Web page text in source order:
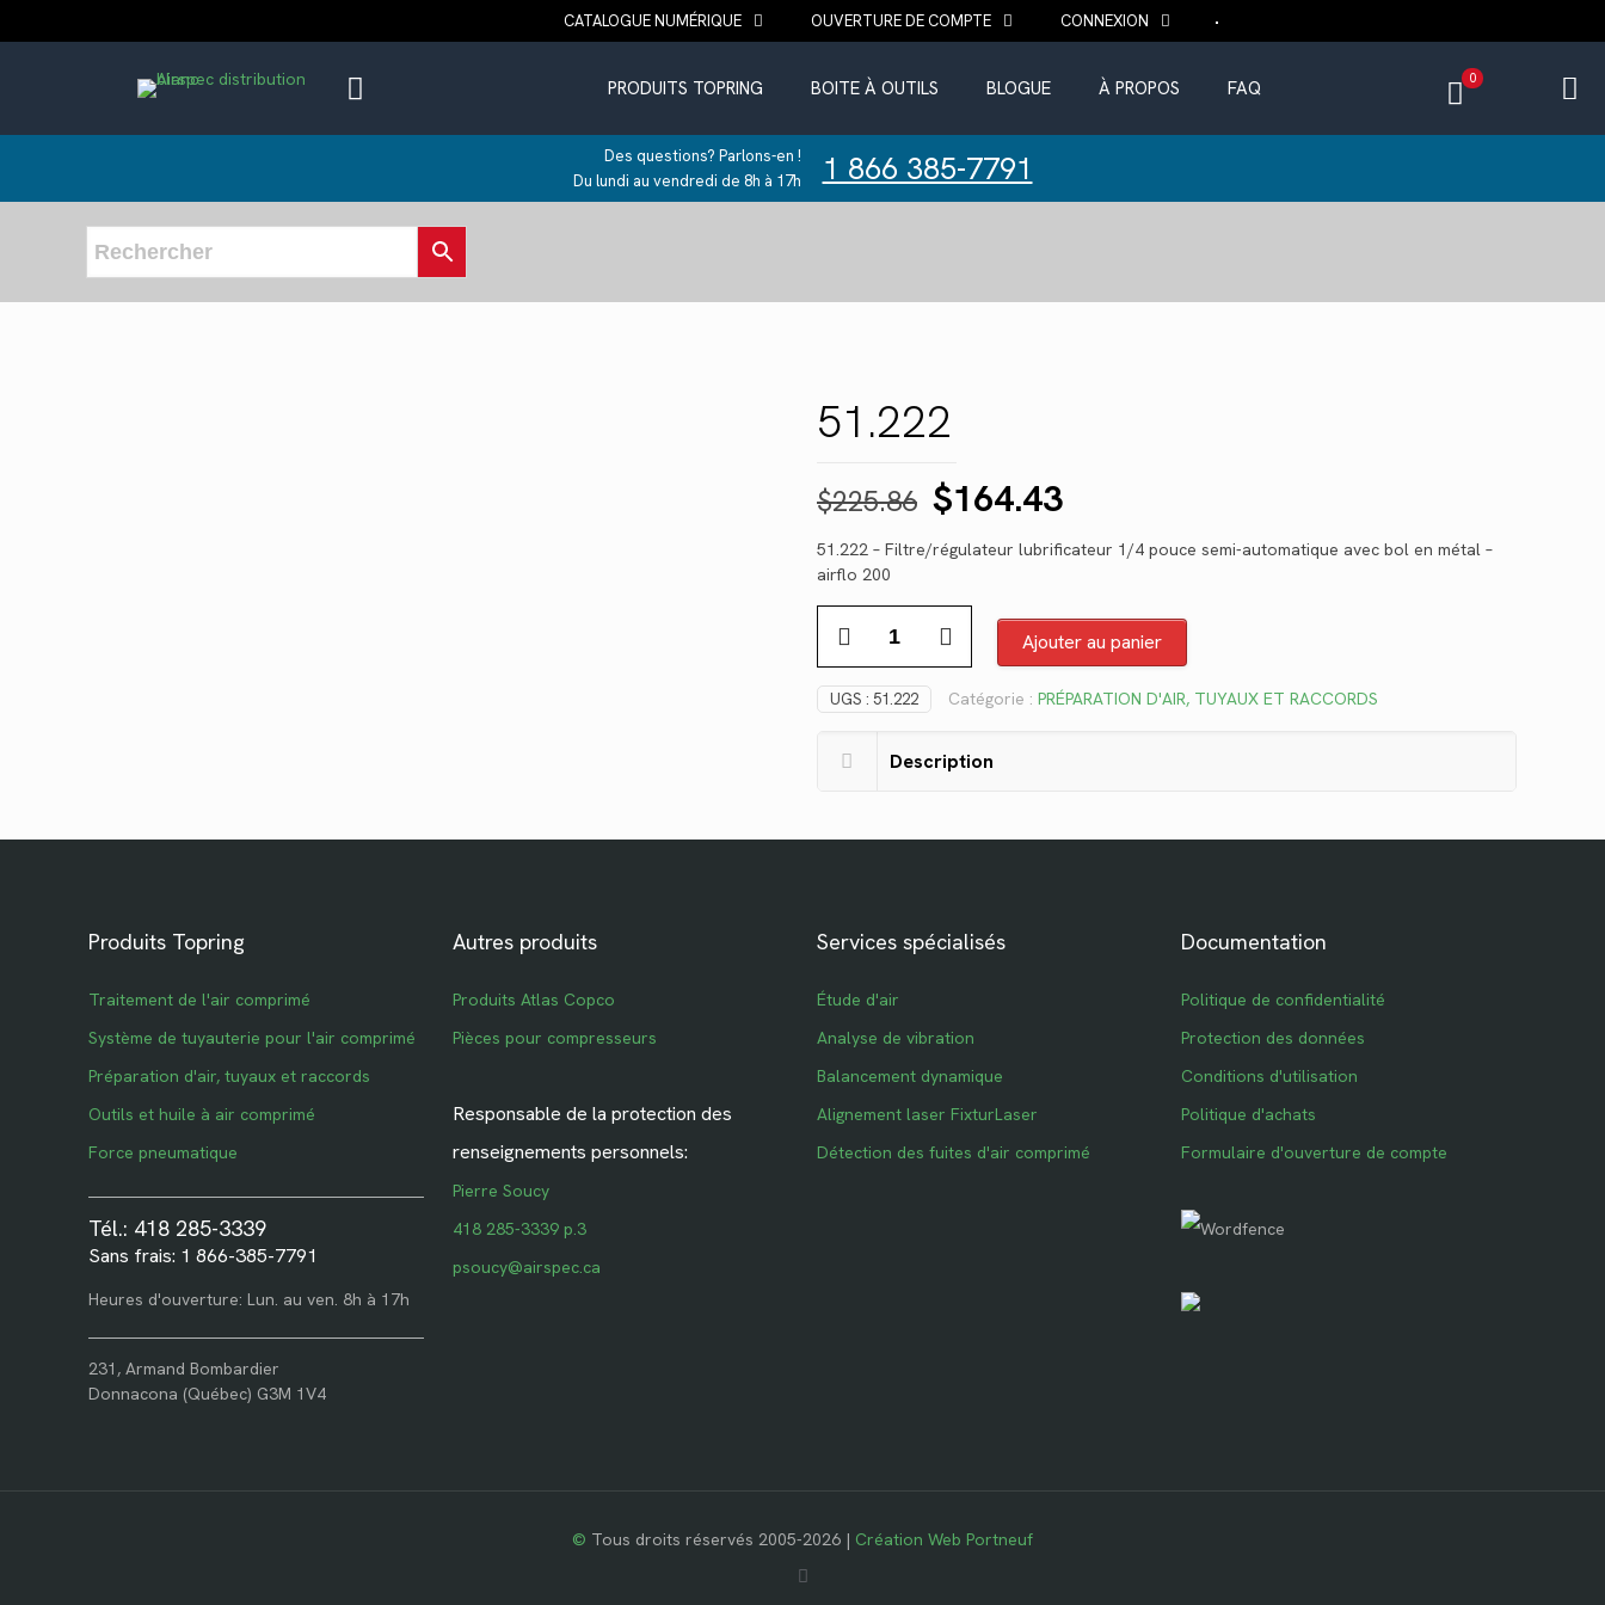
CATALOGUE NUMÉRIQUE OUVERTURE DE COMPTE CONNEXION
PRODUITS TOPRING BOITE À OUTILS BLOGUE À PROPOS FAQ 0
Des questions? Parlons-en !
Du lundi au vendredi de 8h à 17h
1 866 385-7791
51.222
$225.86 Le
prix
initial
était :
$225.86.
$164.43Le
prix
actuel
$164.43.
51.222 – Filtre/régulateur lubrificateur 1/4 pouce semi-automatique avec bol en métal –
airflo 200
51.222
Ajouter au panier
UGS : 51.222 Catégorie : PRÉPARATION D'AIR, TUYAUX ET RACCORDS
Description
Produits Topring
Traitement de l'air comprimé
Système de tuyauterie pour l'air comprimé
Préparation d'air, tuyaux et raccords
Outils et huile à air comprimé
Force pneumatique
Tél.: 418 285-3339
Sans frais: 1 866-385-7791
Heures d'ouverture: Lun. au ven. 8h à 17h
231, Armand Bombardier
Donnacona (Québec) G3M 1V4
Autres produits
Produits Atlas Copco
Pièces pour compresseurs
Responsable de la protection des
renseignements personnels:
Pierre Soucy
418 285-3339 p.3
psoucy@airspec.ca
Services spécialisés
Étude d'air
Analyse de vibration
Balancement dynamique
Alignement laser FixturLaser
Détection des fuites d'air comprimé
Documentation
Politique de confidentialité
Protection des données
Conditions d'utilisation
Politique d'achats
Formulaire d'ouverture de compte
© Tous droits réservés 2005-2026 | Création Web Portneuf